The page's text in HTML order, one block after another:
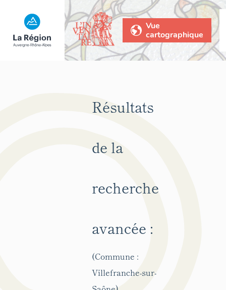
Vue
cartographique
Résultats
de la
recherche
avancée :
(Commune :
Villefranche-sur-